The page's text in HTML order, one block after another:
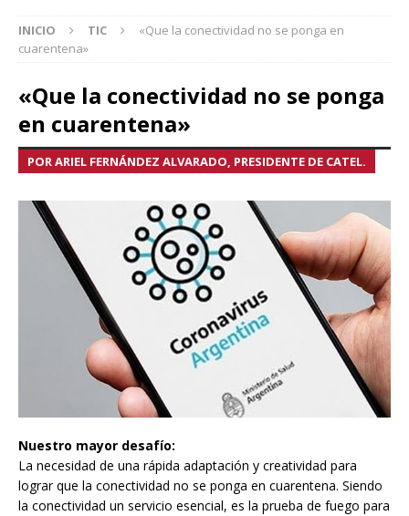
INICIO TIC
«Que la conectividad no se ponga en
cuarentena»
«Que la conectividad no se ponga
en cuarentena»
POR ARIEL FERNÁNDEZ ALVARADO, PRESIDENTE DE CATEL.
Nuestro mayor desafío:
La necesidad de una rápida adaptación y creatividad para
lograr que la conectividad no se ponga en cuarentena. Siendo
la conectividad un servicio esencial, es la prueba de fuego para